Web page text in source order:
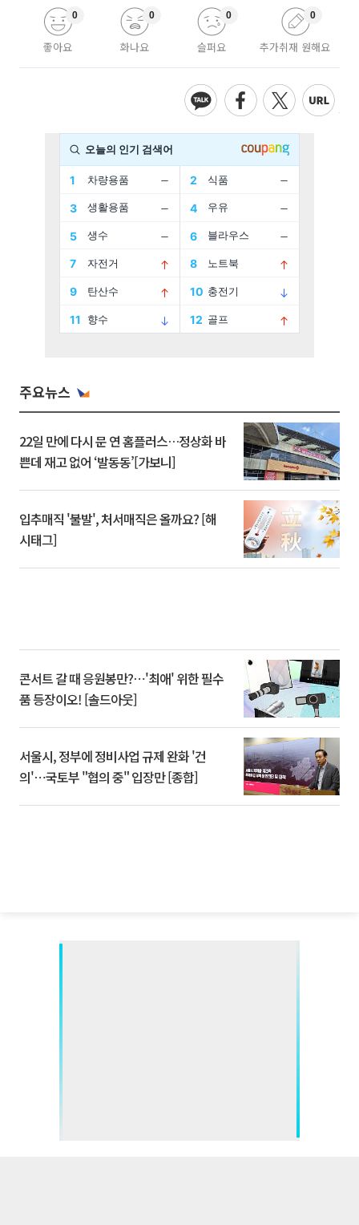
좋아요
0
화나요
0
슬퍼요
0
추가취재 원해요
0
주요뉴스
22일 만에 다시 문 연 홈플러스…정상화 바
쁜데 재고 없어 ‘발동동’[가보니]
입추매직 '불발', 처서매직은 올까요? [해
시태그]
콘서트 갈 때 응원봉만?⋯'최애' 위한 필수
품 등장이오! [솔드아웃]
서울시, 정부에 정비사업 규제 완화 '건
의'⋯국토부 "협의 중" 입장만 [종합]